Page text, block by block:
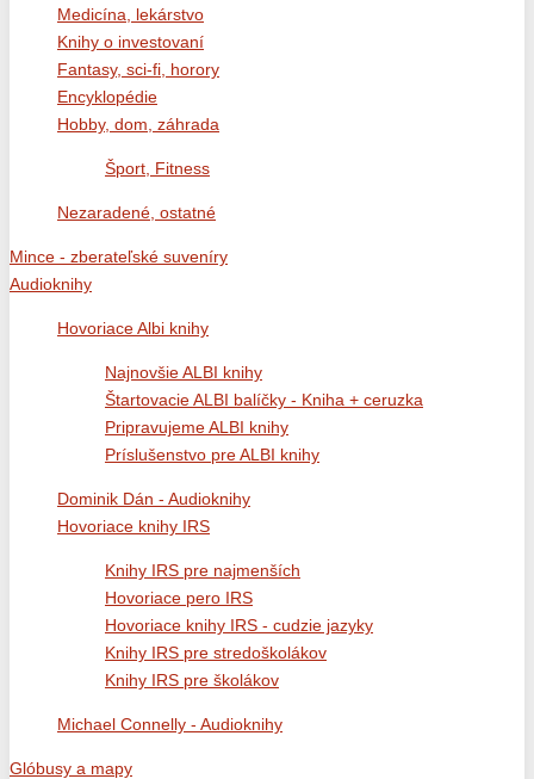
Medicína, lekárstvo
Knihy o investovaní
Fantasy, sci-fi, horory
Encyklopédie
Hobby, dom, záhrada
Šport, Fitness
Nezaradené, ostatné
Mince - zberateľské suveníry
Audioknihy
Hovoriace Albi knihy
Najnovšie ALBI knihy
Štartovacie ALBI balíčky - Kniha + ceruzka
Pripravujeme ALBI knihy
Príslušenstvo pre ALBI knihy
Dominik Dán - Audioknihy
Hovoriace knihy IRS
Knihy IRS pre najmenších
Hovoriace pero IRS
Hovoriace knihy IRS - cudzie jazyky
Knihy IRS pre stredoškolákov
Knihy IRS pre školákov
Michael Connelly - Audioknihy
Glóbusy a mapy